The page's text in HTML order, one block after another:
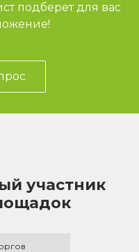
подберет для вас
участник